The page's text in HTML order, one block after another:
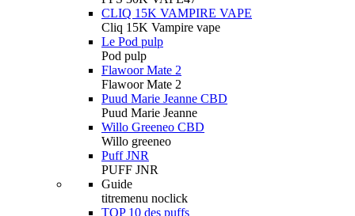
CLIQ 15K VAMPIRE VAPE
Cliq 15K Vampire vape
Le Pod pulp
Pod pulp
Flawoor Mate 2
Flawoor Mate 2
Puud Marie Jeanne CBD
Puud Marie Jeanne
Willo Greeneo CBD
Willo greeneo
Puff JNR
PUFF JNR
Guide
titremenu noclick
TOP 10 des puffs